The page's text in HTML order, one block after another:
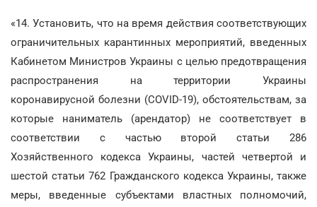
«14. Установить, что на время действия соответствующих
ограничительных карантинных мероприятий, введенных
Кабинетом Министров Украины с целью предотвращения
распространения на территории Украины
коронавирусной болезни (COVID-19), обстоятельствам, за
которые наниматель (арендатор) не соответствует в
соответствии с частью второй статьи 286
Хозяйственного кодекса Украины, частей четвертой и
шестой статьи 762 Гражданского кодекса Украины, также
меры, введенные субъектами властных полномочий,